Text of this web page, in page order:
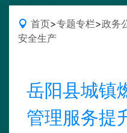
首页>专题专栏>政务
安全生产
岳阳县城镇
管理服务提